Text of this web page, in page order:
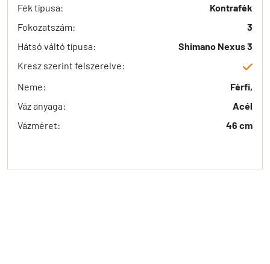
Fék típusa:
Kontrafék
Fokozatszám:
3
Hátsó váltó típusa:
Shimano Nexus 3
Kresz szerint felszerelve:
Neme:
Férfi,
Váz anyaga:
Acél
Vázméret:
46 cm